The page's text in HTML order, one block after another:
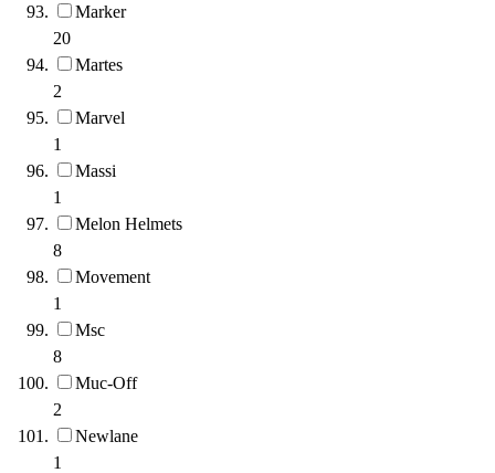
Marker
20
Martes
2
Marvel
1
Massi
1
Melon Helmets
8
Movement
1
Msc
8
Muc-Off
2
Newlane
1